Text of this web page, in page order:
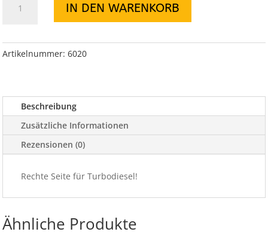
Snorkel
SS625HF;
IN DEN WARENKORB
Artikelnummer: 6020
Beschreibung
Zusätzliche Informationen
Rezensionen (0)
Rechte Seite für Turbodiesel!
Ähnliche Produkte